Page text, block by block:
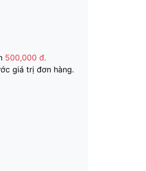
500,000 đ.
giá trị đơn hàng.